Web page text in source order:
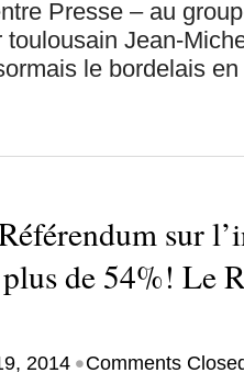
Presse – au
toulousain Jean-
le bordelais
sur
de 54%! Le
2014 •Comments